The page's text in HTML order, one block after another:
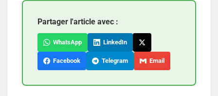
Partager l'article avec :
WhatsApp LinkedIn
Facebook Telegram Email